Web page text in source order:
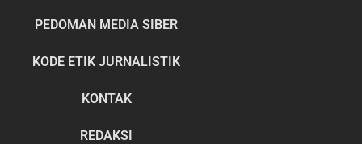
PEDOMAN MEDIA SIBER
KODE ETIK JURNALISTIK
KONTAK
REDAKSI